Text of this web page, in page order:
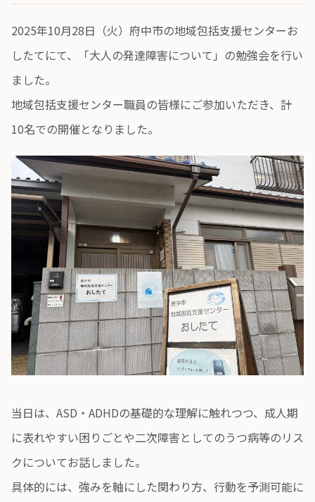
2025年10月28日（火）府中市の地域包括支援センターお
したてにて、「大人の発達障害について」の勉強会を行い
ました。
地域包括支援センター職員の皆様にご参加いただき、計
10名での開催となりました。
当日は、ASD・ADHDの基礎的な理解に触れつつ、成人期
に表れやすい困りごとや二次障害としてのうつ病等のリス
クについてお話しました。
具体的には、強みを軸にした関わり方、行動を予測可能に